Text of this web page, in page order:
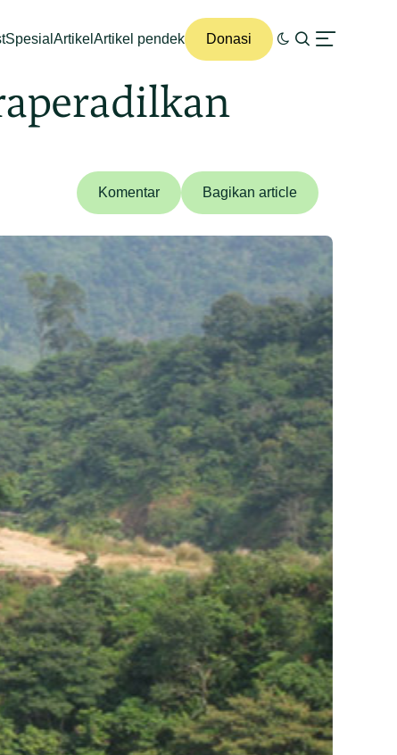
Spesial Artikel Artikel pendek Donasi
Komentar Bagikan article